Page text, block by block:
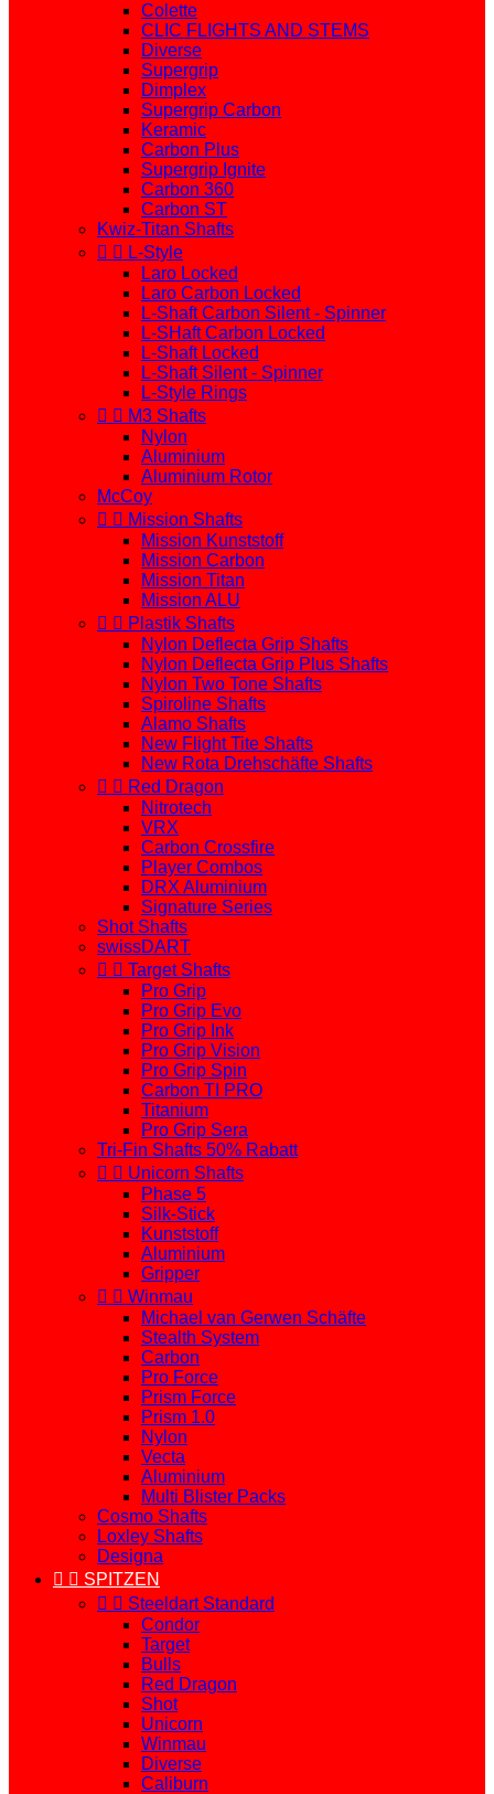
Colette
CLIC FLIGHTS AND STEMS
Diverse
Supergrip
Dimplex
Supergrip Carbon
Keramic
Carbon Plus
Supergrip Ignite
Carbon 360
Carbon ST
Kwiz-Titan Shafts
  L-Style
Laro Locked
Laro Carbon Locked
L-Shaft Carbon Silent - Spinner
L-SHaft Carbon Locked
L-Shaft Locked
L-Shaft Silent - Spinner
L-Style Rings
  M3 Shafts
Nylon
Aluminium
Aluminium Rotor
McCoy
  Mission Shafts
Mission Kunststoff
Mission Carbon
Mission Titan
Mission ALU
  Plastik Shafts
Nylon Deflecta Grip Shafts
Nylon Deflecta Grip Plus Shafts
Nylon Two Tone Shafts
Spiroline Shafts
Alamo Shafts
New Flight Tite Shafts
New Rota Drehschäfte Shafts
  Red Dragon
Nitrotech
VRX
Carbon Crossfire
Player Combos
DRX Aluminium
Signature Series
Shot Shafts
swissDART
  Target Shafts
Pro Grip
Pro Grip Evo
Pro Grip Ink
Pro Grip Vision
Pro Grip Spin
Carbon TI PRO
Titanium
Pro Grip Sera
Tri-Fin Shafts 50% Rabatt
  Unicorn Shafts
Phase 5
Silk-Stick
Kunststoff
Aluminium
Gripper
  Winmau
Michael van Gerwen Schäfte
Stealth System
Carbon
Pro Force
Prism Force
Prism 1.0
Nylon
Vecta
Aluminium
Multi Blister Packs
Cosmo Shafts
Loxley Shafts
Designa
  SPITZEN
  Steeldart Standard
Condor
Target
Bulls
Red Dragon
Shot
Unicorn
Winmau
Diverse
Caliburn